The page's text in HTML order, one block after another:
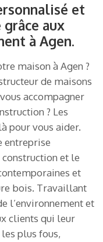
et
aux
à Agen.
maison à Agen ?
de maisons
accompagner
? Les
pour vous aider.
entreprise
et le
et
bois. Travaillant
l’environnement et
clients qui leur
plus fous,